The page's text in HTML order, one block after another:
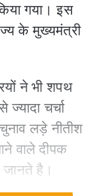
गया। इस
के मुख्यमंत्री
ने भी शपथ
चर्चा
लड़े नीतीश
वाले दीपक
है।